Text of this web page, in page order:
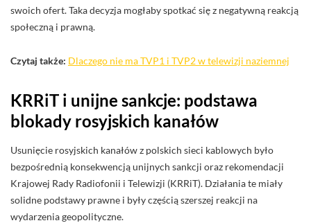
swoich ofert. Taka decyzja mogłaby spotkać się z negatywną reakcją
społeczną i prawną.
Czytaj także: Dlaczego nie ma TVP1 i TVP2 w telewizji naziemnej
KRRiT i unijne sankcje: podstawa
blokady rosyjskich kanałów
Usunięcie rosyjskich kanałów z polskich sieci kablowych było
bezpośrednią konsekwencją unijnych sankcji oraz rekomendacji
Krajowej Rady Radiofonii i Telewizji (KRRiT). Działania te miały
solidne podstawy prawne i były częścią szerszej reakcji na
wydarzenia geopolityczne.